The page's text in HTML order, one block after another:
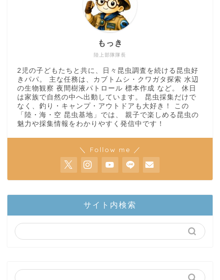
陸上部隊隊長
もっき
2児の子どもたちと共に、日々昆虫調査を続ける昆虫好
きパパ。 主な任務は、カブトムシ・クワガタ探索 水辺
の生物観察 夜間樹液パトロール 標本作成 など。 休日
は家族で自然の中へ出動しています。 昆虫採集だけで
なく、釣り・キャンプ・アウトドアも大好き！ この
「陸・海・空 昆虫基地」では、 親子で楽しめる昆虫の
魅力や採集情報をわかりやすく発信中です！
＼ Follow me ／
サイト内検索
陸上部隊
世界のカブトムシ